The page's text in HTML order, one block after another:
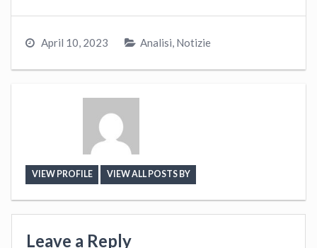
April 10, 2023 Analisi Notizie
VIEW PROFILE VIEW ALL POSTS BY
Leave a Reply